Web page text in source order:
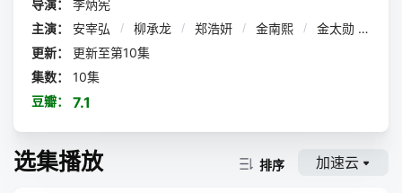
导演：
李炳宪
主演：
安宰弘 / 柳承龙 / 郑浩妍 / 金南熙 / 金太勋
更新：
更新至第10集
集数：
10集
豆瓣：
7.1
选集播放 排序 加速云